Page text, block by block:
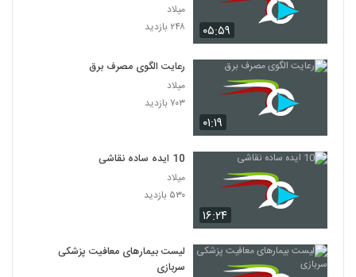
۰۵:۵۹
میلاد
۲۴۸ بازدید
۰۱:۱۹
رعایت الگوی مصرف برق
میلاد
۷۰۳ بازدید
۱۶:۲۴
10 ایده ساده نقاشی
میلاد
۵۳۰ بازدید
لیست بیمارهای معافیت پزشکی
سربازی